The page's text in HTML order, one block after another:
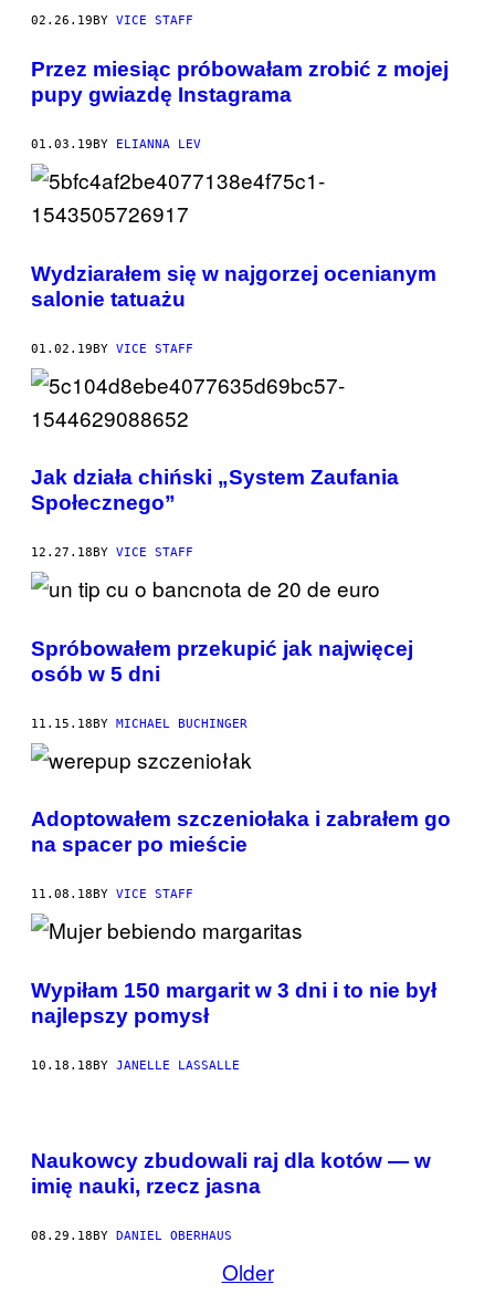
02.26.19BY VICE STAFF
Przez miesiąc próbowałam zrobić z mojej
pupy gwiazdę Instagrama
01.03.19 BY ELIANNA LEV
Wydziarałem się w najgorzej ocenianym
salonie tatuażu
01.02.19BY VICE STAFF
Jak działa chiński „System Zaufania
Społecznego”
12.27.18 BY VICE STAFF
Spróbowałem przekupić jak najwięcej
osób w 5 dni
11.15.18BY MICHAEL BUCHINGER
Adoptowałem szczeniołaka i zabrałem go
na spacer po mieście
11.08.18 BY VICE STAFF
Wypiłam 150 margarit w 3 dni i to nie był
najlepszy pomysł
10.18.18BY JANELLE LASSALLE
Naukowcy zbudowali raj dla kotów — w
imię nauki, rzecz jasna
08.29.18 BY DANIEL OBERHAUS
Older